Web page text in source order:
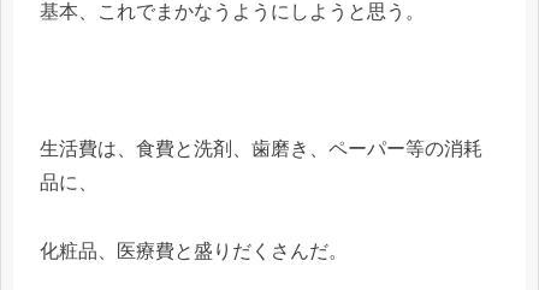
基本、これでまかなうようにしようと思う。
生活費は、食費と洗剤、歯磨き、ペーパー等の消耗
品に、
化粧品、医療費と盛りだくさんだ。